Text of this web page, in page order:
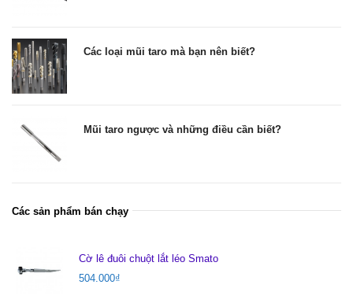
Các loại mũi taro mà bạn nên biết?
Mũi taro ngược và những điều cần biết?
Các sản phẩm bán chạy
Cờ lê đuôi chuột lắt léo Smato
504.000₫